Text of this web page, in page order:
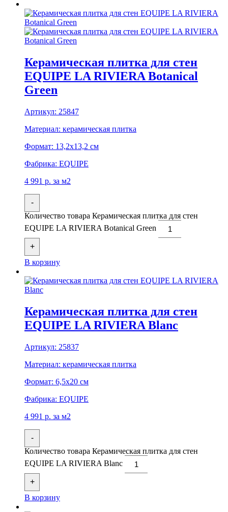
Керамическая плитка для стен
EQUIPE LA RIVIERA Botanical
Green
Артикул: 25847
Материал: керамическая плитка
Формат: 13,2x13,2 см
Фабрика: EQUIPE
4 991 р. за м2
-
Количество товара Керамическая плитка для стен
EQUIPE LA RIVIERA Botanical Green
+
В корзину
Керамическая плитка для стен
EQUIPE LA RIVIERA Blanc
Артикул: 25837
Материал: керамическая плитка
Формат: 6,5x20 см
Фабрика: EQUIPE
4 991 р. за м2
-
Количество товара Керамическая плитка для стен
EQUIPE LA RIVIERA Blanc
+
В корзину